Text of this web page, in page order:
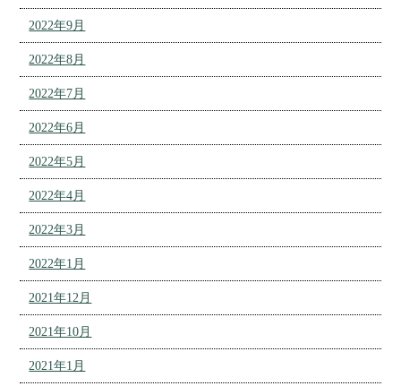
2022年9月
2022年8月
2022年7月
2022年6月
2022年5月
2022年4月
2022年3月
2022年1月
2021年12月
2021年10月
2021年1月